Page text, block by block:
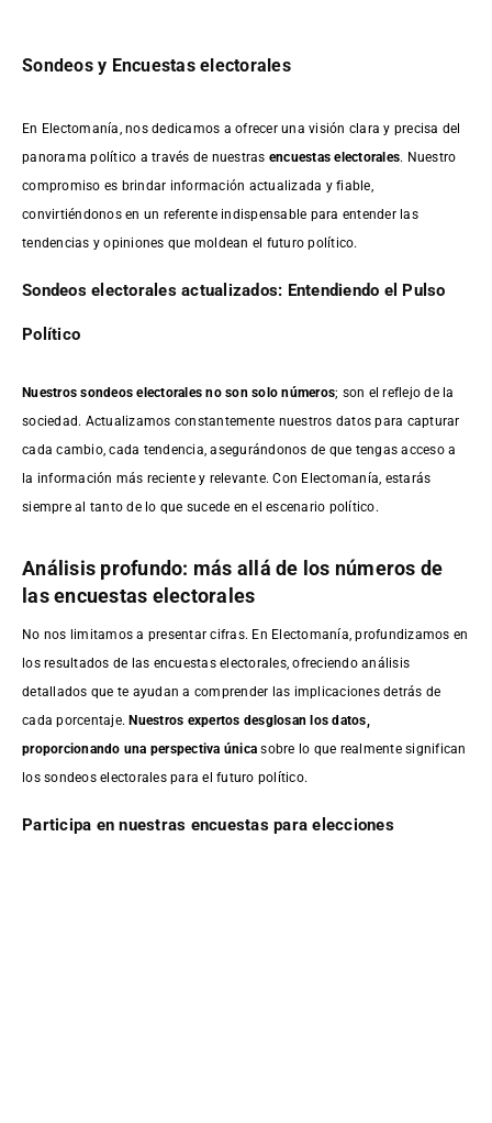
Sondeos y Encuestas electorales
En Electomanía, nos dedicamos a ofrecer una visión clara y precisa del
panorama político a través de nuestras encuestas electorales. Nuestro
compromiso es brindar información actualizada y fiable,
convirtiéndonos en un referente indispensable para entender las
tendencias y opiniones que moldean el futuro político.
Sondeos electorales actualizados: Entendiendo el Pulso
Político
Nuestros sondeos electorales no son solo números; son el reflejo de la
sociedad. Actualizamos constantemente nuestros datos para capturar
cada cambio, cada tendencia, asegurándonos de que tengas acceso a
la información más reciente y relevante. Con Electomanía, estarás
siempre al tanto de lo que sucede en el escenario político.
Análisis profundo: más allá de los números de
las encuestas electorales
No nos limitamos a presentar cifras. En Electomanía, profundizamos en
los resultados de las encuestas electorales, ofreciendo análisis
detallados que te ayudan a comprender las implicaciones detrás de
cada porcentaje. Nuestros expertos desglosan los datos,
proporcionando una perspectiva única sobre lo que realmente significan
los sondeos electorales para el futuro político.
Participa en nuestras encuestas para elecciones